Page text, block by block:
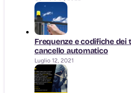
Frequenze e codifiche dei
cancello automatico
Luglio 12, 2021